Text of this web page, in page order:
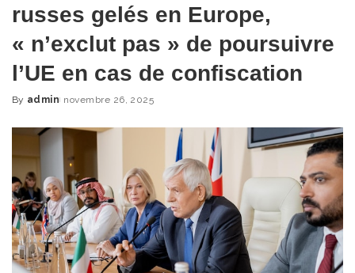
russes gelés en Europe,
« n’exclut pas » de poursuivre
l’UE en cas de confiscation
Posted
By admin novembre 26, 2025